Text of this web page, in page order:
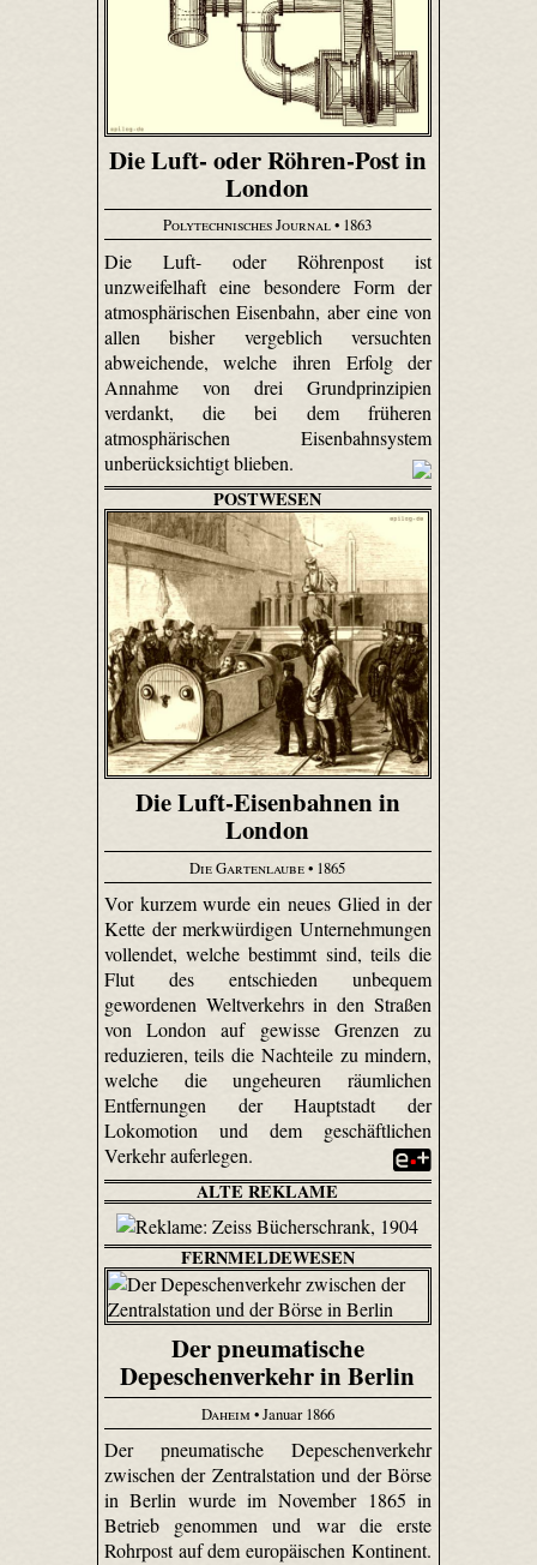
Die Luft- oder Röhren-Post in
London
Polytechnisches Journal• 1863
Die Luft- oder Röhrenpost ist
unzweifelhaft eine besondere Form der
atmosphärischen Eisenbahn, aber eine von
allen bisher vergeblich versuchten
abweichende, welche ihren Erfolg der
Annahme von drei Grundprinzipien
verdankt, die bei dem früheren
atmosphärischen Eisenbahnsystem
unberücksichtigt blieben.
POSTWESEN
Die Luft-Eisenbahnen in
London
Die Gartenlaube• 1865
Vor kurzem wurde ein neues Glied in der
Kette der merkwürdigen Unternehmungen
vollendet, welche bestimmt sind, teils die
Flut des entschieden unbequem
gewordenen Weltverkehrs in den Straßen
von London auf gewisse Grenzen zu
reduzieren, teils die Nachteile zu mindern,
welche die ungeheuren räumlichen
Entfernungen der Hauptstadt der
Lokomotion und dem geschäftlichen
Verkehr auferlegen.
ALTE REKLAME
FERNMELDEWESEN
Der pneumatische
Depeschenverkehr in Berlin
Daheim • Januar 1866
Der pneumatische Depeschenverkehr
zwischen der Zentralstation und der Börse
in Berlin wurde im November 1865 in
Betrieb genommen und war die erste
Rohrpost auf dem europäischen Kontinent.